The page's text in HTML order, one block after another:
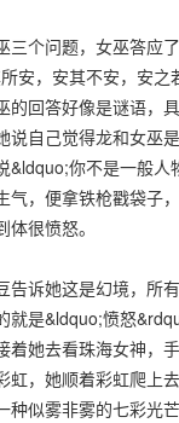
个问题，女巫答应
安，安其不安，安之
的回答好像是谜语，
自己觉得龙和女巫
&ldquo;你不是一般人
，便拿铁枪戳袋子
很愤怒。
诉她这是幻境，所
就是&ldquo;愤怒
着她去看珠海女神，
虹，她顺着彩虹爬上
种似雾非雾的七彩光